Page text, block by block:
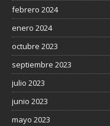
febrero 2024
enero 2024
octubre 2023
septiembre 2023
julio 2023
junio 2023
mayo 2023